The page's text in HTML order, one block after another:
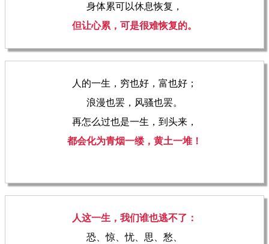
身体累可以休息恢复，
但让心累，可是很难恢复的。
人的一生，穷也好，富也好；
浪漫也罢，风骚也罢。
再怎么过也是一生，到头来，
都会化为青烟一缕，黄土一堆！
人这一生，我们谁也逃不了：
恐、惊、忧、思、愁、